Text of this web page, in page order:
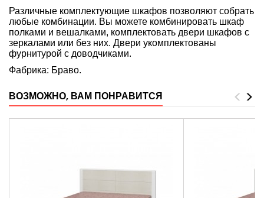
Различные комплектующие шкафов позволяют собрать
любые комбинации. Вы можете комбинировать шкаф
полками и вешалками, комплектовать двери шкафов с
зеркалами или без них. Двери укомплектованы
фурнитурой с доводчиками.
Фабрика: Браво.
ВОЗМОЖНО, ВАМ ПОНРАВИТСЯ >
<